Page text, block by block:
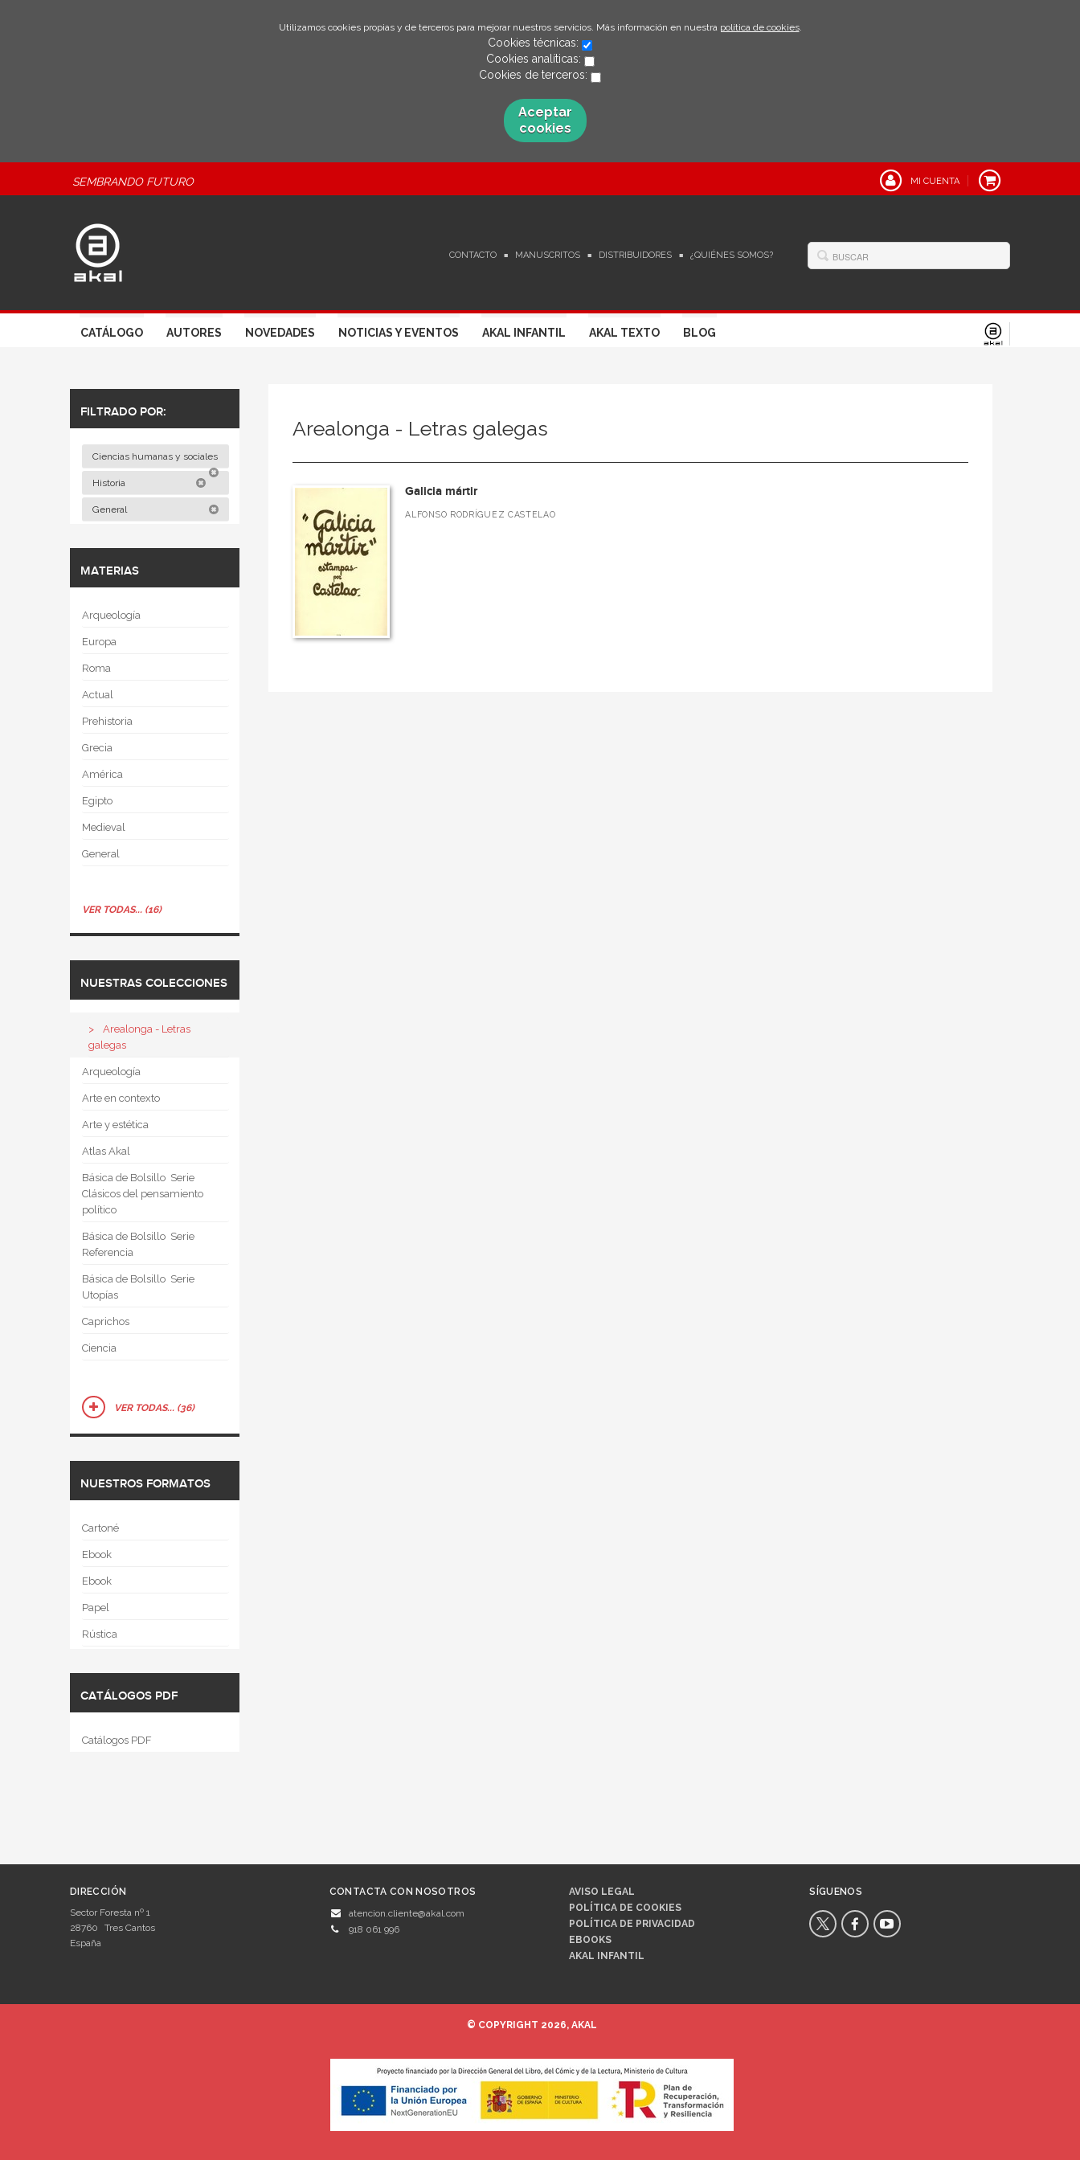
Utilizamos cookies propias y de terceros para mejorar nuestros servicios. Más información en nuestra política de cookies.
Cookies técnicas:
Cookies analíticas:
Cookies de terceros:
Aceptar
cookies
SEMBRANDO FUTURO MI CUENTA
CONTACTO MANUSCRITOS DISTRIBUIDORES ¿QUIÉNES SOMOS?
CATÁLOGO AUTORES NOVEDADES NOTICIAS Y EVENTOS AKAL INFANTIL AKAL TEXTO BLOG
FILTRADO POR:
Ciencias humanas y sociales
Historia
General
MATERIAS
Arqueología
Europa
Roma
Actual
Prehistoria
Grecia
América
Egipto
Medieval
General
VER TODAS... (16)
NUESTRAS COLECCIONES
Arealonga - Letras
galegas
Arqueología
Arte en contexto
Arte y estética
Atlas Akal
Básica de Bolsillo  Serie
Clásicos del pensamiento
político
Básica de Bolsillo  Serie
Referencia
Básica de Bolsillo  Serie
Utopías
Caprichos
Ciencia
VER TODAS... (36)
NUESTROS FORMATOS
Cartoné
Ebook
Ebook
Papel
Rústica
CATÁLOGOS PDF
Catálogos PDF
Arealonga - Letras galegas
Galicia mártir
ALFONSO RODRÍGUEZ CASTELAO
DIRECCIÓN
Sector Foresta nº 1
28760
Tres Cantos
España
CONTACTA CON NOSOTROS
atencion.cliente@akal.com
918 061 996
AVISO LEGAL
POLÍTICA DE COOKIES
POLÍTICA DE PRIVACIDAD
EBOOKS
AKAL INFANTIL
SÍGUENOS
© COPYRIGHT 2026, AKAL